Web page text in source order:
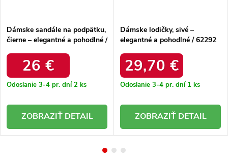
Dámske sandále na podpätku,
čierne – elegantné a pohodlné /
26 €
Odoslanie 3-4 pr. dní2 ks
DETAIL
Dámske lodičky, sivé –
elegantné a pohodlné / 62292
29,70 €
Odoslanie 3-4 pr. dní 1 ks
DETAIL